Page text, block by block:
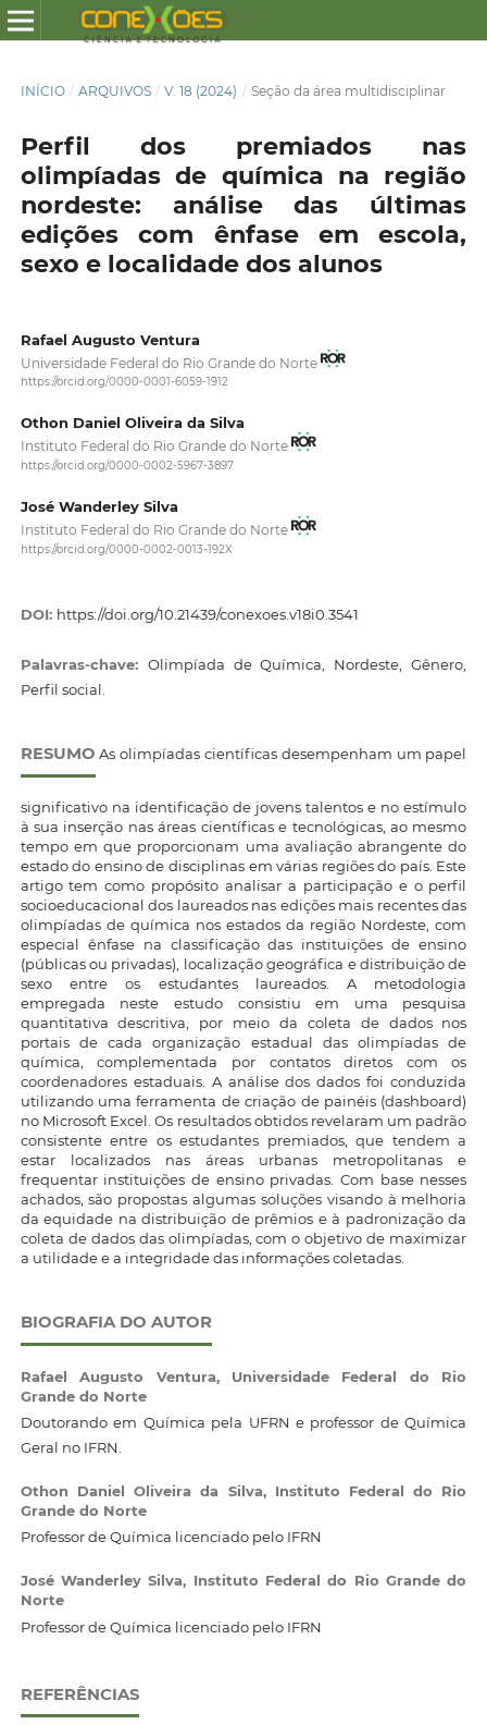
INÍCIO / ARQUIVOS / V. 18 (2024) / Seção da área multidisciplinar
Perfil dos premiados nas
olimpíadas de química na região
nordeste: análise das últimas
edições com ênfase em escola,
sexo e localidade dos alunos
Rafael Augusto Ventura
Universidade Federal do Rio Grande do Norte
https://orcid.org/0000-0001-6059-1912
Othon Daniel Oliveira da Silva
Instituto Federal do Rio Grande do Norte
https://orcid.org/0000-0002-5967-3897
José Wanderley Silva
Instituto Federal do Rio Grande do Norte
https://orcid.org/0000-0002-0013-192X
DOI: https://doi.org/10.21439/conexoes.v18i0.3541
Palavras-chave: Olimpíada de Química, Nordeste, Gênero,
Perfil social.
RESUMO As olimpíadas científicas desempenham um papel
significativo na identificação de jovens talentos e no estímulo
à sua inserção nas áreas científicas e tecnológicas, ao mesmo
tempo em que proporcionam uma avaliação abrangente do
estado do ensino de disciplinas em várias regiões do país. Este
artigo tem como propósito analisar a participação e o perfil
socioeducacional dos laureados nas edições mais recentes das
olimpíadas de química nos estados da região Nordeste, com
especial ênfase na classificação das instituições de ensino
(públicas ou privadas), localização geográfica e distribuição de
sexo entre os estudantes laureados. A metodologia
empregada neste estudo consistiu em uma pesquisa
quantitativa descritiva, por meio da coleta de dados nos
portais de cada organização estadual das olimpíadas de
química, complementada por contatos diretos com os
coordenadores estaduais. A análise dos dados foi conduzida
utilizando uma ferramenta de criação de painéis (dashboard)
no Microsoft Excel. Os resultados obtidos revelaram um padrão
consistente entre os estudantes premiados, que tendem a
estar localizados nas áreas urbanas metropolitanas e
frequentar instituições de ensino privadas. Com base nesses
achados, são propostas algumas soluções visando à melhoria
da equidade na distribuição de prêmios e à padronização da
coleta de dados das olimpíadas, com o objetivo de maximizar
a utilidade e a integridade das informações coletadas.
BIOGRAFIA DO AUTOR
Rafael Augusto Ventura, Universidade Federal do Rio
Grande do Norte
Doutorando em Química pela UFRN e professor de Química
Geral no IFRN.
Othon Daniel Oliveira da Silva, Instituto Federal do Rio
Grande do Norte
Professor de Química licenciado pelo IFRN
José Wanderley Silva, Instituto Federal do Rio Grande do
Norte
Professor de Química licenciado pelo IFRN
REFERÊNCIAS